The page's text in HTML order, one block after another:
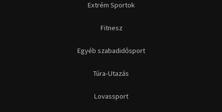
Extrém Sportok
Fitnesz
Egyéb szabadidősport
Túra-Utazás
Lovassport